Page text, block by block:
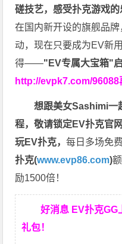
磋技艺，感受扑克游戏的
在国内新开设的旗舰品
动，现在只要成为EV新
得——"EV专属大宝箱"
http://evpk7.com/96088
想跟美女Sashimi一
程，敬请锁定EV扑克官
玩EV扑克，每日多场免
扑克(www.evp86.com)
励1500倍！
好消息 EV扑克GG
礼包！